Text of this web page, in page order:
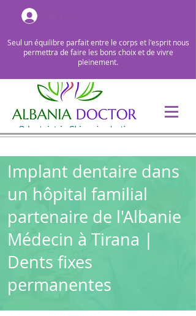
Seul un équilibre parfait entre le corps et l'esprit nous
permettra de faire les bons choix et de vivre
pleinement.
Implant dentaire dans
un hôpital familial
partenaire de l'Albanie
Médecin à Tirana |
Dents fixes
permanentes